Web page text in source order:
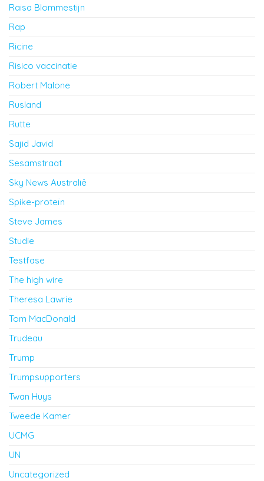
Raisa Blommestijn
Rap
Ricine
Risico vaccinatie
Robert Malone
Rusland
Rutte
Sajid Javid
Sesamstraat
Sky News Australië
Spike-proteïn
Steve James
Studie
Testfase
The high wire
Theresa Lawrie
Tom MacDonald
Trudeau
Trump
Trumpsupporters
Twan Huys
Tweede Kamer
UCMG
UN
Uncategorized